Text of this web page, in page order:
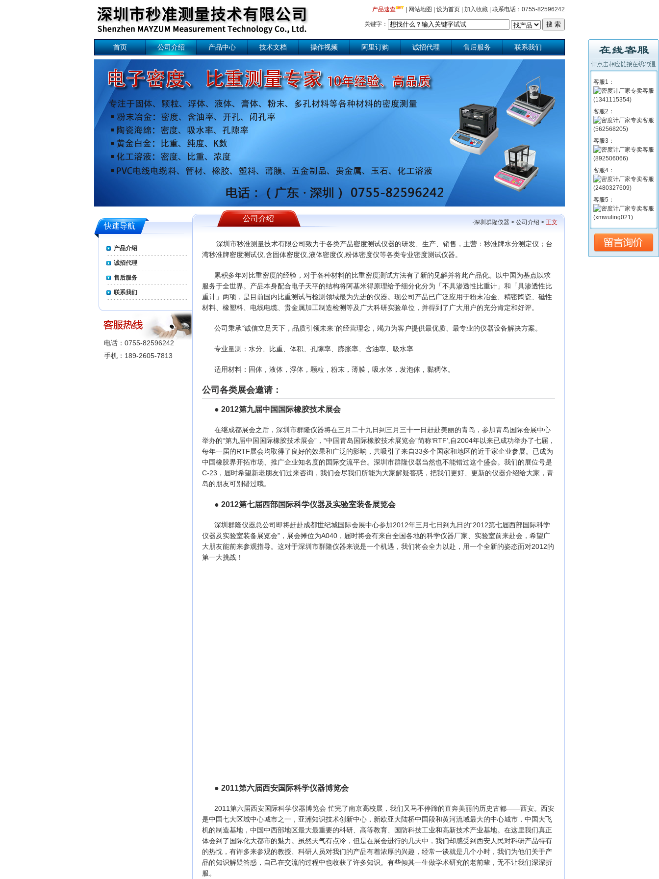
产品速查 网站地图 设为首页 加入收藏 联系电话：0755-82596242
关键字：
首页 公司介绍 产品中心 技术文档 操作视频 阿里订购 诚招代理 售后服务 联系我们
快速导航
产品介绍
诚招代理
售后服务
联系我们
电话：0755-82596242
手机：189-2605-7813
公司介绍 ·深圳群隆仪器 > 公司介绍 > 正文
深圳市秒准测量技术有限公司致力于各类产品密度测试仪器的研发、生产、销售，主营：秒准牌水分测定仪；台
湾秒准牌密度测试仪,含固体密度仪,液体密度仪,粉体密度仪等各类专业密度测试仪器。
累积多年对比重密度的经验，对于各种材料的比重密度测试方法有了新的见解并将此产品化。以中国为基点以求
服务于全世界。产品本身配合电子天平的结构将阿基米得原理给予细分化分为「不具渗透性比重计」和「具渗透性比
重计」两项，是目前国内比重测试与检测领域最为先进的仪器。现公司产品已广泛应用于粉末冶金、精密陶瓷、磁性
材料、橡塑料、电线电缆、贵金属加工制造检测等及广大科研实验单位，并得到了广大用户的充分肯定和好评。
公司秉承“诚信立足天下，品质引领未来”的经营理念，竭力为客户提供最优质、最专业的仪器设备解决方案。
专业量测：水分、比重、体积、孔隙率、膨胀率、含油率、吸水率
适用材料：固体，液体，浮体，颗粒，粉末，薄膜，吸水体，发泡体，黏稠体。
公司各类展会邀请：
● 2012第九届中国国际橡胶技术展会
在继成都展会之后，深圳市群隆仪器将在三月二十九日到三月三十一日赶赴美丽的青岛，参加青岛国际会展中心
举办的“第九届中国国际橡胶技术展会”，“中国青岛国际橡胶技术展览会”简称‘RTF’,自2004年以来已成功举办了七届，
每年一届的RTF展会均取得了良好的效果和广泛的影响，共吸引了来自33多个国家和地区的近千家企业参展。已成为
中国橡胶界开拓市场、推广企业知名度的国际交流平台。深圳市群隆仪器当然也不能错过这个盛会。我们的展位号是
C-23，届时希望新老朋友们过来咨询，我们会尽我们所能为大家解疑答惑，把我们更好、更新的仪器介绍给大家，青
岛的朋友可别错过哦。
● 2012第七届西部国际科学仪器及实验室装备展览会
深圳群隆仪器总公司即将赶赴成都世纪城国际会展中心参加2012年三月七日到九日的“2012第七届西部国际科学
仪器及实验室装备展览会”，展会摊位为A040，届时将会有来自全国各地的科学仪器厂家、实验室前来赴会，希望广
大朋友能前来参观指导。这对于深圳市群隆仪器来说是一个机遇，我们将会全力以赴，用一个全新的姿态面对2012的
第一大挑战！
● 2011第六届西安国际科学仪器博览会
2011第六届西安国际科学仪器博览会 忙完了南京高校展，我们又马不停蹄的直奔美丽的历史古都——西安。西安
是中国七大区域中心城市之一，亚洲知识技术创新中心，新欧亚大陆桥中国段和黄河流域最大的中心城市，中国大飞
机的制造基地，中国中西部地区最大最重要的科研、高等教育、国防科技工业和高新技术产业基地。在这里我们真正
体会到了国际化大都市的魅力。虽然天气有点冷，但是在展会进行的几天中，我们却感受到西安人民对科研产品特有
的热忱，有许多来参观的教授、科研人员对我们的产品有着浓厚的兴趣，经常一谈就是几个小时，我们为他们关于产
品的知识解疑答惑，自己在交流的过程中也收获了许多知识。有些倾其一生做学术研究的老前辈，无不让我们深深折
服。
客服1：
客服2：
客服3：
客服4：
客服5：